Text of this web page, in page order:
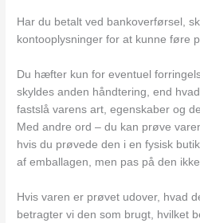
Har du betalt ved bankoverførsel,
kontooplysninger for at kunne føre
Du hæfter kun for eventuel
skyldes anden håndtering, end
fastslå varens art, egenskaber og
Med andre ord – du kan prøve
hvis du prøvede den i en fysisk
af emballagen, men pas på den
Hvis varen er prøvet udover, hvad
betragter vi den som brugt, hvilket